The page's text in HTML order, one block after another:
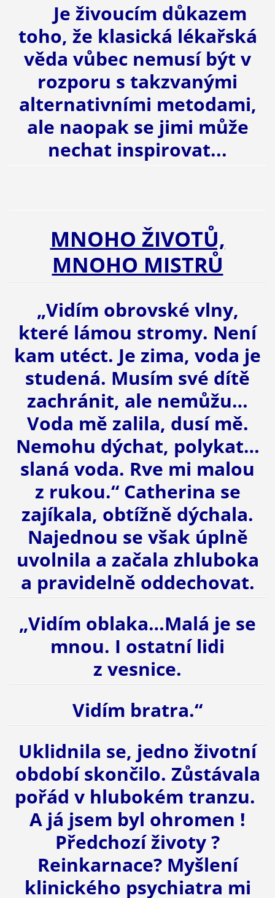
Je živoucím důkazem
toho, že klasická lékařská
věda vůbec nemusí být v
rozporu s takzvanými
alternativními metodami,
ale naopak se jimi může
nechat inspirovat...
MNOHO ŽIVOTŮ,
MNOHO MISTRŮ
„Vidím obrovské vlny,
které lámou stromy. Není
kam utéct. Je zima, voda je
studená. Musím své dítě
zachránit, ale nemůžu…
Voda mě zalila, dusí mě.
Nemohu dýchat, polykat…
slaná voda. Rve mi malou
z rukou.“ Catherina se
zajíkala, obtížně dýchala.
Najednou se však úplně
uvolnila a začala zhluboka
a pravidelně oddechovat.
„Vidím oblaka…Malá je se
mnou. I ostatní lidi
z vesnice.
Vidím bratra.“
Uklidnila se, jedno životní
období skončilo. Zůstávala
pořád v hlubokém tranzu.
A já jsem byl ohromen !
Předchozí životy ?
Reinkarnace? Myšlení
klinického psychiatra mi